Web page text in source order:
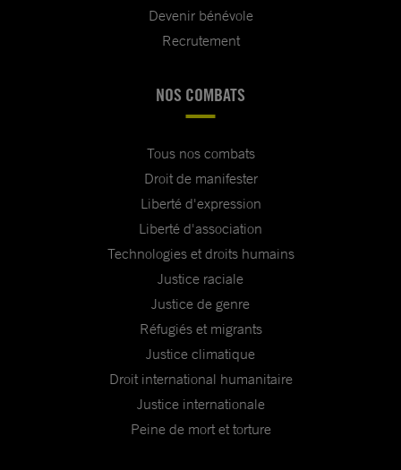
Devenir bénévole
Recrutement
NOS COMBATS
Tous nos combats
Droit de manifester
Liberté d'expression
Liberté d'association
Technologies et droits humains
Justice raciale
Justice de genre
Réfugiés et migrants
Justice climatique
Droit international humanitaire
Justice internationale
Peine de mort et torture